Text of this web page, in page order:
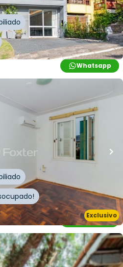
Whatsapp
Exclusivo
• 0vagas
Praia De Belas
Praia de Belas Porto Alegre
Whatsapp